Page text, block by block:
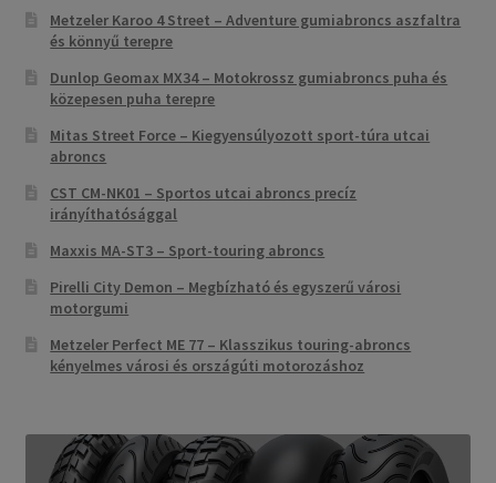
Metzeler Karoo 4 Street – Adventure gumiabroncs aszfaltra
és könnyű terepre
Dunlop Geomax MX34 – Motokrossz gumiabroncs puha és
közepesen puha terepre
Mitas Street Force – Kiegyensúlyozott sport-túra utcai
abroncs
CST CM-NK01 – Sportos utcai abroncs precíz
irányíthatósággal
Maxxis MA-ST3 – Sport-touring abroncs
Pirelli City Demon – Megbízható és egyszerű városi
motorgumi
Metzeler Perfect ME 77 – Klasszikus touring-abroncs
kényelmes városi és országúti motorozáshoz